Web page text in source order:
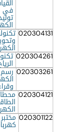
في
020304131
020304261
020303261
020304121
020301122